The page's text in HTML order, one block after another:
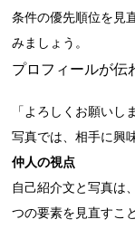
条件の優先順位を見
みましょう。
プロフィールが伝
「よろしくお願い
写真では、相手に興
仲人の視点
自己紹介文と写真は
つの要素を見直すこ